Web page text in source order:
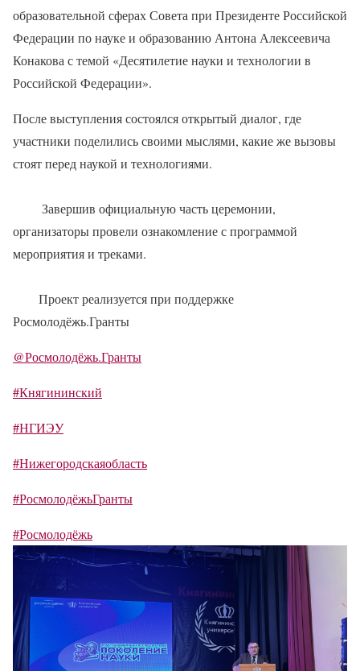
образовательной сферах Совета при Президенте Российской
Федерации по науке и образованию Антона Алексеевича
Конакова с темой «Десятилетие науки и технологии в
Российской Федерации».
После выступления состоялся открытый диалог, где
участники поделились своими мыслями, какие же вызовы
стоят перед наукой и технологиями.
Завершив официальную часть церемонии,
организаторы провели ознакомление с программой
мероприятия и треками.
Проект реализуется при поддержке
Росмолодёжь.Гранты
@Росмолодёжь.Гранты
#Княгининский
#НГИЭУ
#Нижегородскаяобласть
#РосмолодёжьГранты
#Росмолодёжь